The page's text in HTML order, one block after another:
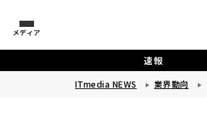
メディア
速報
ITmedia NEWS 業界動向